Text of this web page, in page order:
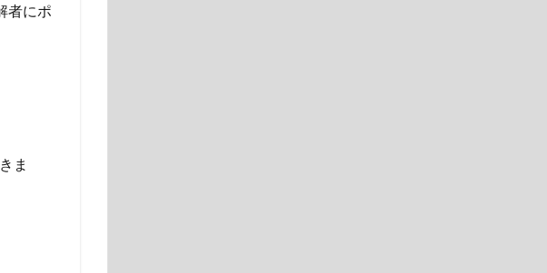
者にポ
ま